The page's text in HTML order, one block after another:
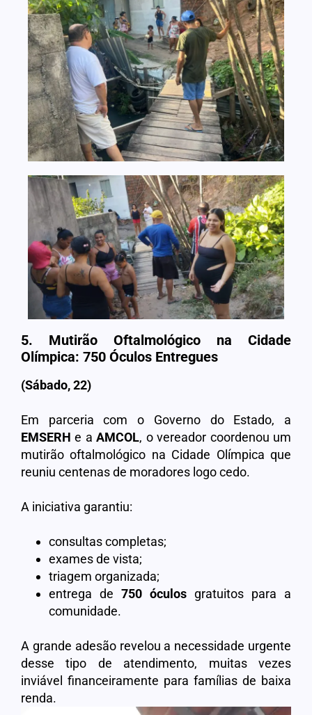
5. Mutirão Oftalmológico na Cidade
Olímpica: 750 Óculos Entregues
(Sábado, 22)
Em parceria com o Governo do Estado, a
EMSERH e aAMCOL, o vereador coordenou um
mutirão oftalmológico na Cidade Olímpica que
reuniu centenas de moradores logo cedo.
A iniciativa garantiu:
consultas completas;
exames de vista;
triagem organizada;
entrega de 750 óculos gratuitos para a
comunidade.
A grande adesão revelou a necessidade urgente
desse tipo de atendimento, muitas vezes
inviável financeiramente para famílias de baixa
renda.